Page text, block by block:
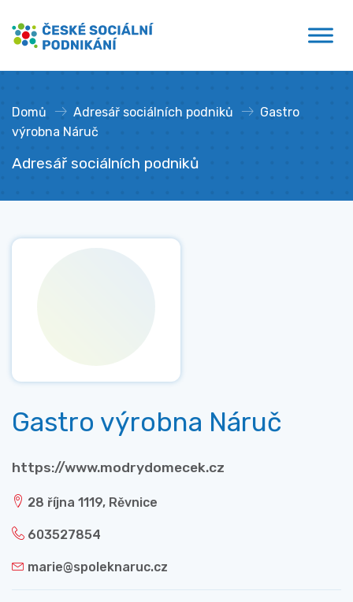
obsahu
České sociální podnikání
Domů » Adresář sociálních podniků »
Gastro
výrobna Náruč
Adresář sociálních podniků
Gastro výrobna Náruč
https://www.modrydomecek.cz
28 října 1119, Rěvnice
603527854
marie@spoleknaruc.cz